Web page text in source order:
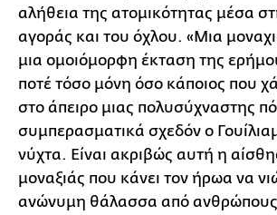
αλήθεια της ατομικότητας μέσα
αγοράς και του όχλου. «Μια
μια ομοιόμορφη έκταση της
ποτέ τόσο μόνη όσο κάποιος που
στο άπειρο μιας πολυσύχναστης
συμπερασματικά σχεδόν ο
νύχτα. Είναι ακριβώς αυτή η
μοναξιάς που κάνει τον ήρωα να
ανώνυμη θάλασσα από